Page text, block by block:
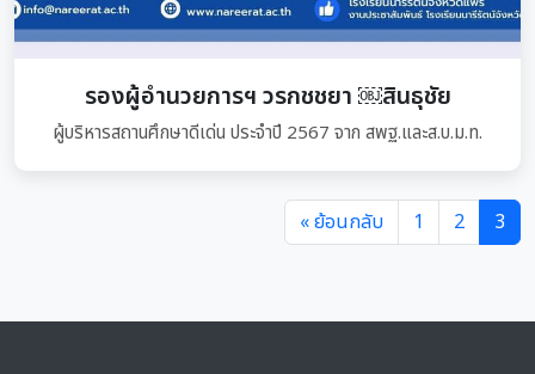
รองผู้อำนวยการฯ วรกชชยา ￼สินธุชัย
ผู้บริหารสถานศึกษาดีเด่น ประจำปี 2567 จาก สพฐ.และส.บ.ม.ท.
« ย้อนกลับ 1 2 3